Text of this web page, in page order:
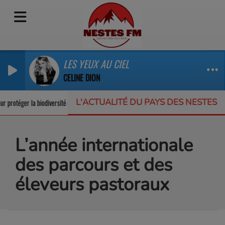
LES YEUX AU CIEL
CELINE DION
L'ACTUALITÉ DU PAYS DES NESTES
la biodiversité nocturne Déclaration de revenus 2026 : comment
L’année internationale
des parcours et des
éleveurs pastoraux